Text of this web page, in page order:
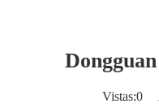
Vistas:0